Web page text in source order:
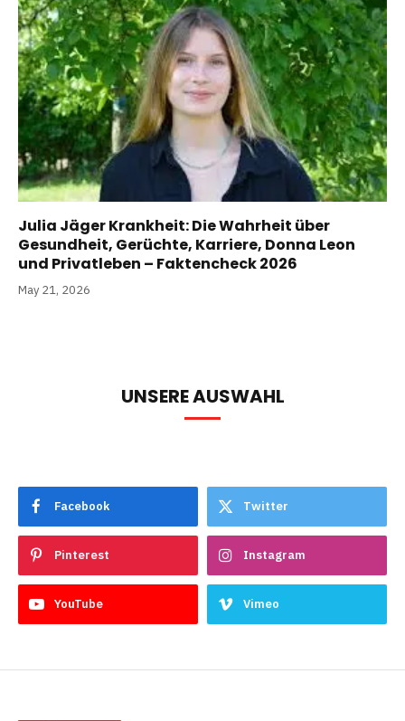
Julia Jäger Krankheit: Die Wahrheit über
Gesundheit, Gerüchte, Karriere, Donna Leon
und Privatleben – Faktencheck 2026
May 21, 2026
UNSERE AUSWAHL
Facebook Twitter
Pinterest Instagram
YouTube Vimeo